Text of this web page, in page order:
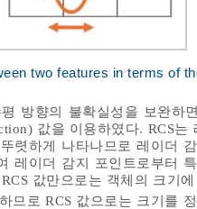
two features in terms of
방향의 불확실성을 보완하
값을 이용하였다. RCS
렷하게 나타나므로 레이더
레이더 감지 포인트로부터
값만으로는 객체의 크기
므로 RCS 값으로는 크기를